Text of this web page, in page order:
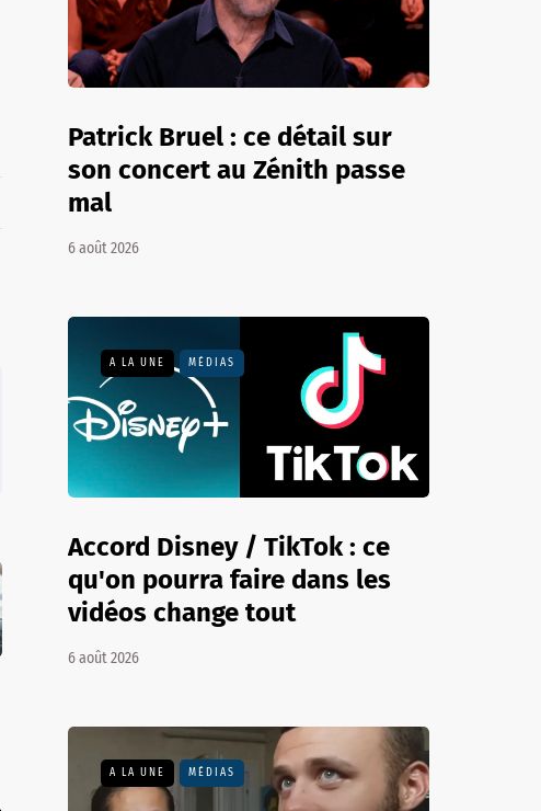
Patrick Bruel : ce détail sur
son concert au Zénith passe
mal
6 août 2026
A LA UNE MÉDIAS
Accord Disney / TikTok : ce
qu'on pourra faire dans les
vidéos change tout
6 août 2026
A LA UNE MÉDIAS